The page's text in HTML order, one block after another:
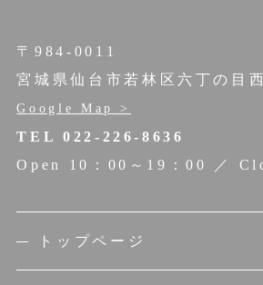
〒984-0011
宮城県仙台市若林区六丁の目
Google Map >
TEL 022-226-8636
Open 10：00～19：00 ／
トップページ